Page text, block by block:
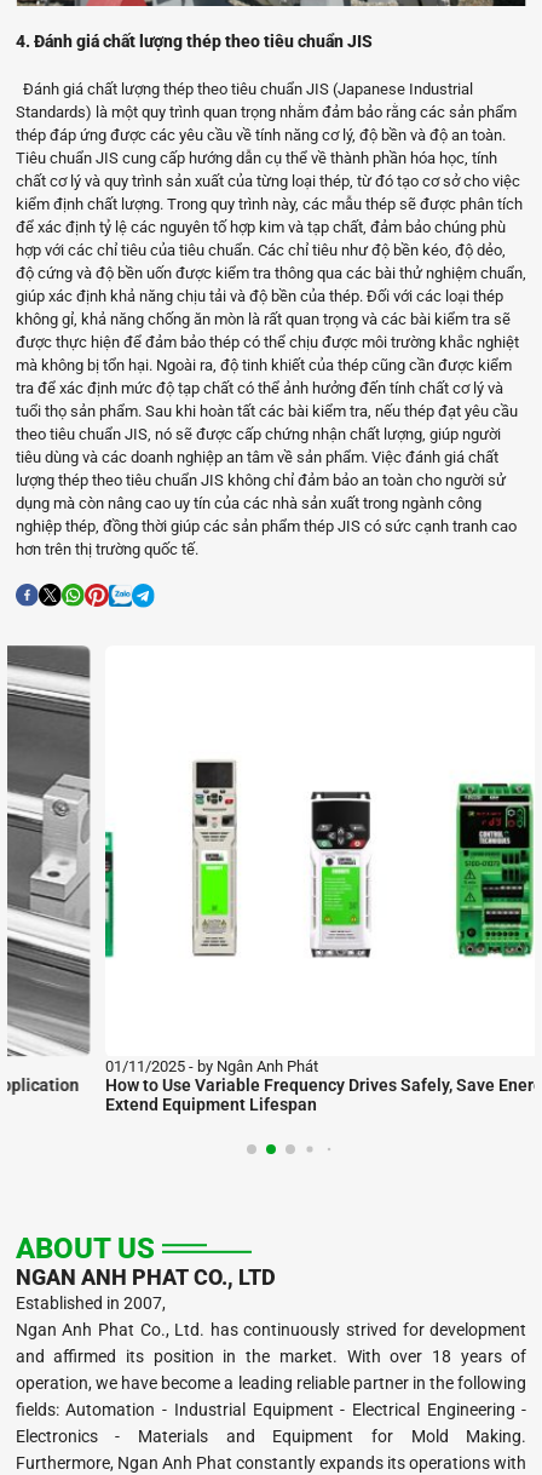
4. Đánh giá chất lượng thép theo tiêu chuẩn JIS
Đánh giá chất lượng thép theo tiêu chuẩn JIS (Japanese Industrial
Standards) là một quy trình quan trọng nhằm đảm bảo rằng các sản phẩm
thép đáp ứng được các yêu cầu về tính năng cơ lý, độ bền và độ an toàn.
Tiêu chuẩn JIS cung cấp hướng dẫn cụ thể về thành phần hóa học, tính
chất cơ lý và quy trình sản xuất của từng loại thép, từ đó tạo cơ sở cho việc
kiểm định chất lượng. Trong quy trình này, các mẫu thép sẽ được phân tích
để xác định tỷ lệ các nguyên tố hợp kim và tạp chất, đảm bảo chúng phù
hợp với các chỉ tiêu của tiêu chuẩn. Các chỉ tiêu như độ bền kéo, độ dẻo,
độ cứng và độ bền uốn được kiểm tra thông qua các bài thử nghiệm chuẩn,
giúp xác định khả năng chịu tải và độ bền của thép. Đối với các loại thép
không gỉ, khả năng chống ăn mòn là rất quan trọng và các bài kiểm tra sẽ
được thực hiện để đảm bảo thép có thể chịu được môi trường khắc nghiệt
mà không bị tổn hại. Ngoài ra, độ tinh khiết của thép cũng cần được kiểm
tra để xác định mức độ tạp chất có thể ảnh hưởng đến tính chất cơ lý và
tuổi thọ sản phẩm. Sau khi hoàn tất các bài kiểm tra, nếu thép đạt yêu cầu
theo tiêu chuẩn JIS, nó sẽ được cấp chứng nhận chất lượng, giúp người
tiêu dùng và các doanh nghiệp an tâm về sản phẩm. Việc đánh giá chất
lượng thép theo tiêu chuẩn JIS không chỉ đảm bảo an toàn cho người sử
dụng mà còn nâng cao uy tín của các nhà sản xuất trong ngành công
nghiệp thép, đồng thời giúp các sản phẩm thép JIS có sức cạnh tranh cao
hơn trên thị trường quốc tế.
by Ngân Anh Phát
How to Use Variable Frequency Drives Safely, Save Energy, and
Extend Equipment Lifespan
ABOUT US
NGAN ANH PHAT CO., LTD
Established in 2007,
Ngan Anh Phat Co., Ltd. has continuously strived for development
and affirmed its position in the market. With over 18 years of
operation, we have become a leading reliable partner in the following
fields: Automation - Industrial Equipment - Electrical Engineering -
Electronics - Materials and Equipment for Mold Making.
Furthermore, Ngan Anh Phat constantly expands its operations with